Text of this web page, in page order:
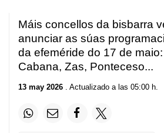
Máis concellos da bisbarra
anunciar as súas
da efeméride do 17 de
Cabana, Zas, Ponteceso...
13 may 2026 . Actualizado a las 05:00 h.